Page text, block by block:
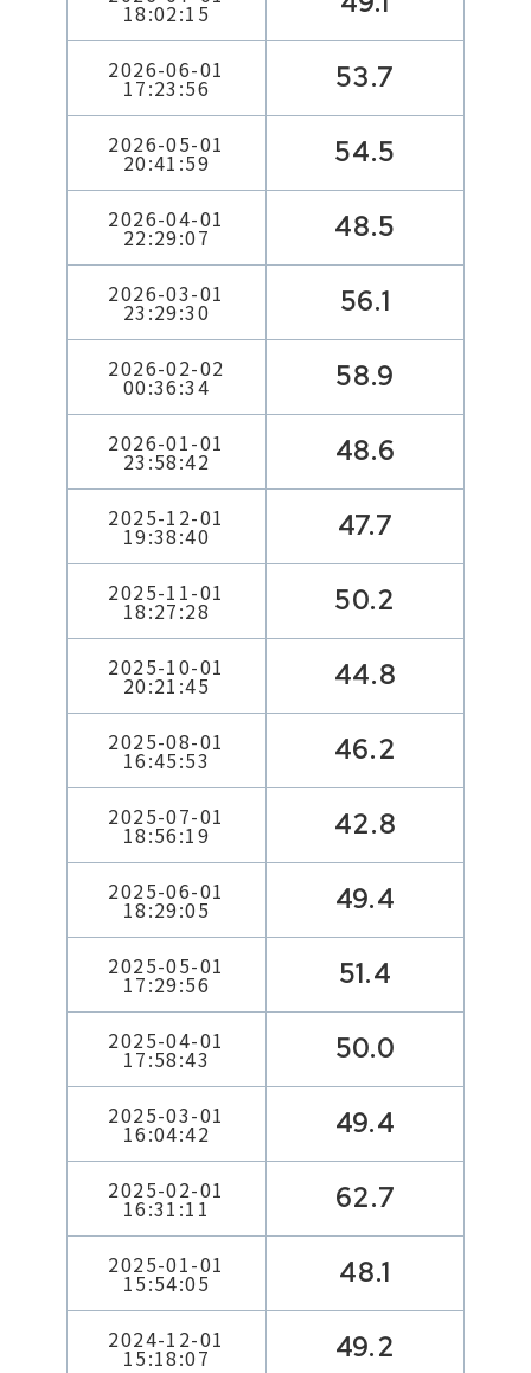
18:02:15
2026-06-01
17:23:56 53.7
2026-05-01
20:41:59 54.5
2026-04-01
22:29:07 48.5
2026-03-01
23:29:30 56.1
2026-02-02
00:36:34 58.9
2026-01-01
23:58:42 48.6
2025-12-01
19:38:40 47.7
2025-11-01
18:27:28 50.2
2025-10-01
20:21:45 44.8
2025-08-01
16:45:53 46.2
2025-07-01
18:56:19 42.8
2025-06-01
18:29:05 49.4
2025-05-01
17:29:56 51.4
2025-04-01
17:58:43 50.0
2025-03-01
16:04:42 49.4
2025-02-01
16:31:11 62.7
2025-01-01
15:54:05 48.1
2024-12-01
15:18:07 49.2